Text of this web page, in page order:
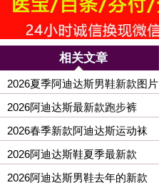
相关文章
2026夏季阿迪达斯男鞋新款图片
2026阿迪达斯最新款跑步裤
2026春季新款阿迪达斯运动袜
2026阿迪达斯鞋夏季最新款
2026阿迪达斯男鞋去年的新款